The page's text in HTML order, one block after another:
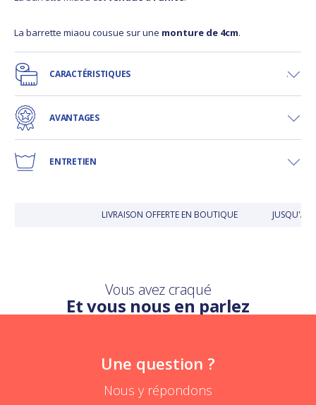
La barrette miaou cousue sur une monture de 4cm.
CARACTÉRISTIQUES
AVANTAGES
ENTRETIEN
LIVRAISON OFFERTE EN BOUTIQUE JUSQU'À
Vous avez craqué
Et vous nous en parlez
Une question ?
Nous y répondons